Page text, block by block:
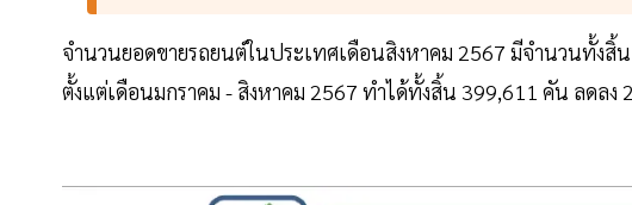
จำนวนยอดขายรถยนต์ในประเทศเดือนสิงหาคม 2567 มีจำนวนทั้งสิ้
ตั้งแต่เดือนมกราคม - สิงหาคม 2567 ทำได้ทั้งสิ้น 399,611 คัน ลดลง